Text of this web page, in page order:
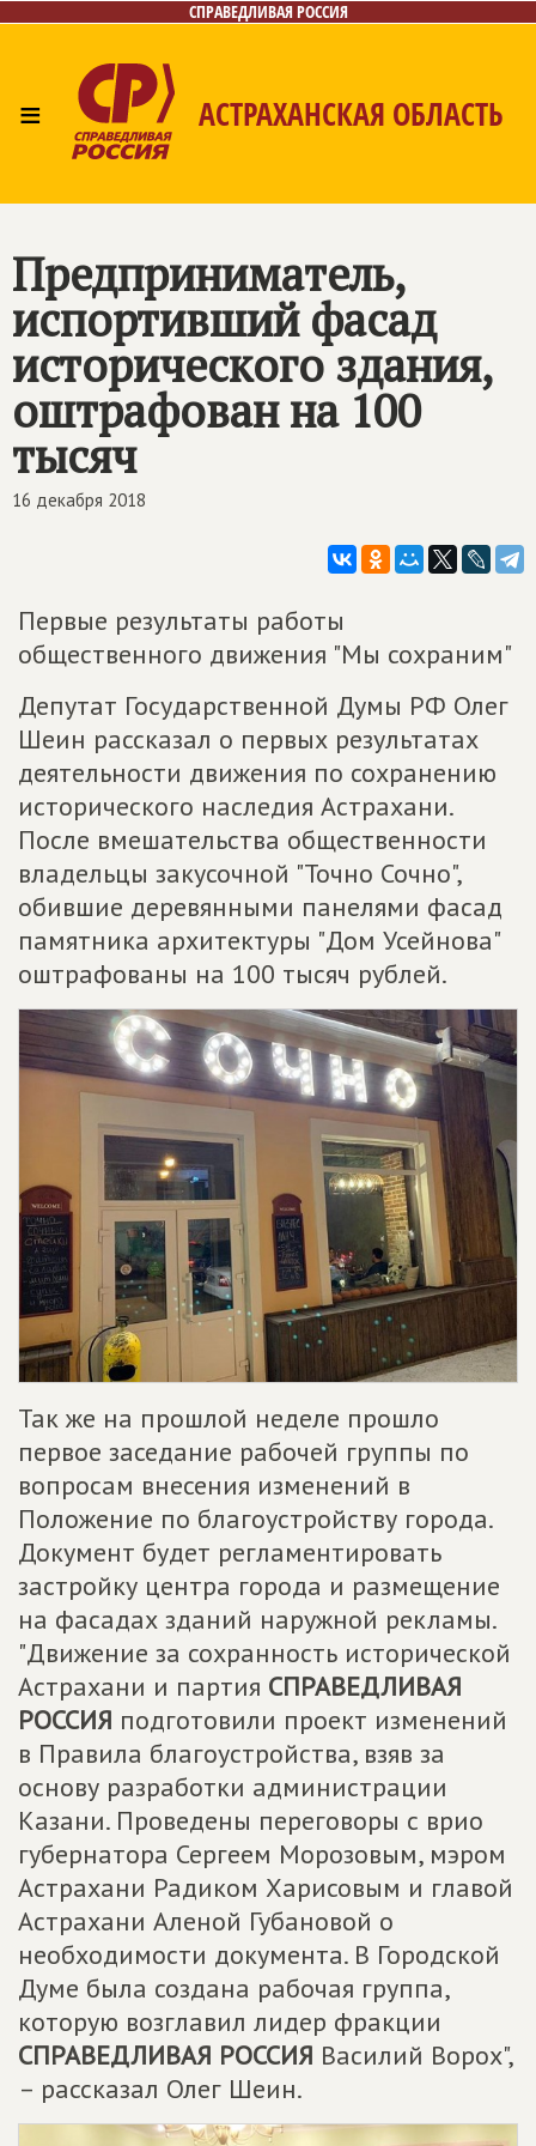
СПРАВЕДЛИВАЯ РОССИЯ
≡ АСТРАХАНСКАЯ ОБЛАСТЬ
Предприниматель,
испортивший фасад
исторического здания,
оштрафован на 100
тысяч
16 декабря 2018
Первые результаты работы
общественного движения "Мы сохраним"
Депутат Государственной Думы РФ Олег
Шеин рассказал о первых результатах
деятельности движения по сохранению
исторического наследия Астрахани.
После вмешательства общественности
владельцы закусочной "Точно Сочно",
обившие деревянными панелями фасад
памятника архитектуры "Дом Усейнова"
оштрафованы на 100 тысяч рублей.
Так же на прошлой неделе прошло
первое заседание рабочей группы по
вопросам внесения изменений в
Положение по благоустройству города.
Документ будет регламентировать
застройку центра города и размещение
на фасадах зданий наружной рекламы.
"Движение за сохранность исторической
Астрахани и партия СПРАВЕДЛИВАЯ
РОССИЯ подготовили проект изменений
в Правила благоустройства, взяв за
основу разработки администрации
Казани. Проведены переговоры с врио
губернатора Сергеем Морозовым, мэром
Астрахани Радиком Харисовым и главой
Астрахани Аленой Губановой о
необходимости документа. В Городской
Думе была создана рабочая группа,
которую возглавил лидер фракции
СПРАВЕДЛИВАЯ РОССИЯ Василий Ворох",
– рассказал Олег Шеин.